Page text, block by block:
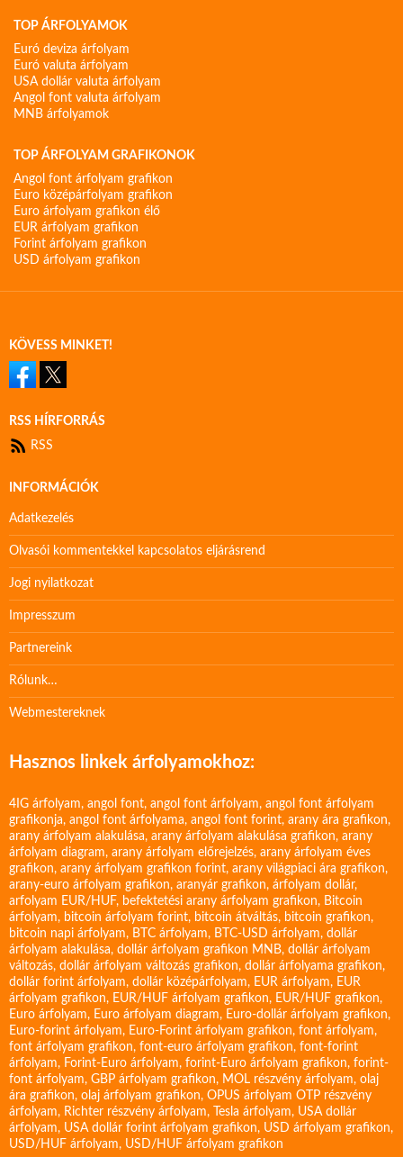
TOP ÁRFOLYAMOK
Euró deviza árfolyam
Euró valuta árfolyam
USA dollár valuta árfolyam
Angol font valuta árfolyam
MNB árfolyamok
TOP ÁRFOLYAM GRAFIKONOK
Angol font árfolyam grafikon
Euro középárfolyam grafikon
Euro árfolyam grafikon élő
EUR árfolyam grafikon
Forint árfolyam grafikon
USD árfolyam grafikon
KÖVESS MINKET!
RSS HÍRFORRÁS
RSS
INFORMÁCIÓK
Adatkezelés
Olvasói kommentekkel kapcsolatos eljárásrend
Jogi nyilatkozat
Impresszum
Partnereink
Rólunk…
Webmestereknek
Hasznos linkek árfolyamokhoz:
4IG árfolyam, angol font, angol font árfolyam, angol font árfolyam
grafikonja, angol font árfolyama, angol font forint, arany ára grafikon,
arany árfolyam alakulása, arany árfolyam alakulása grafikon, arany
árfolyam diagram, arany árfolyam előrejelzés, arany árfolyam éves
grafikon, arany árfolyam grafikon forint, arany világpiaci ára grafikon,
arany-euro árfolyam grafikon, aranyár grafikon, árfolyam dollár,
arfolyam EUR/HUF, befektetési arany árfolyam grafikon, Bitcoin
árfolyam, bitcoin árfolyam forint, bitcoin átváltás, bitcoin grafikon,
bitcoin napi árfolyam, BTC árfolyam, BTC-USD árfolyam, dollár
árfolyam alakulása, dollár árfolyam grafikon MNB, dollár árfolyam
változás, dollár árfolyam változás grafikon, dollár árfolyama grafikon,
dollár forint árfolyam, dollár középárfolyam, EUR árfolyam, EUR
árfolyam grafikon, EUR/HUF árfolyam grafikon, EUR/HUF grafikon,
Euro árfolyam, Euro árfolyam diagram, Euro-dollár árfolyam grafikon,
Euro-forint árfolyam, Euro-Forint árfolyam grafikon, font árfolyam,
font árfolyam grafikon, font-euro árfolyam grafikon, font-forint
árfolyam, Forint-Euro árfolyam, forint-Euro árfolyam grafikon, forint-
font árfolyam, GBP árfolyam grafikon, MOL részvény árfolyam, olaj
ára grafikon, olaj árfolyam grafikon, OPUS árfolyam OTP részvény
árfolyam, Richter részvény árfolyam, Tesla árfolyam, USA dollár
árfolyam, USA dollár forint árfolyam grafikon, USD árfolyam grafikon,
USD/HUF árfolyam, USD/HUF árfolyam grafikon